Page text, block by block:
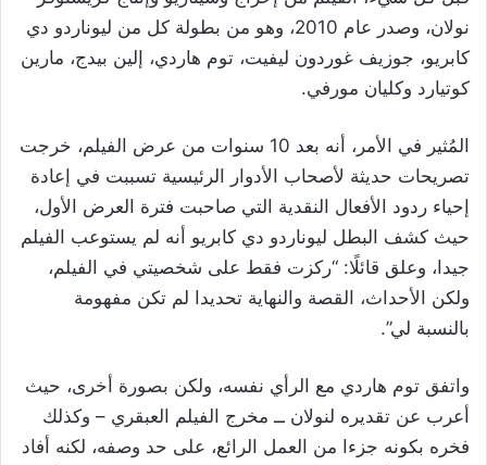
نولان، وصدر عام 2010، وهو من بطولة كل من ليوناردو دي
كابريو، جوزيف غوردون ليفيت، توم هاردي، إلين بيدج، مارين
كوتيارد وكليان مورفي.
المُثير في الأمر، أنه بعد 10 سنوات من عرض الفيلم، خرجت
تصريحات حديثة لأصحاب الأدوار الرئيسية تسببت في إعادة
إحياء ردود الأفعال النقدية التي صاحبت فترة العرض الأول،
حيث كشف البطل ليوناردو دي كابريو أنه لم يستوعب الفيلم
جيدا، وعلق قائلًا: “ركزت فقط على شخصيتي في الفيلم،
ولكن الأحداث، القصة والنهاية تحديدا لم تكن مفهومة
بالنسبة لي”.
واتفق توم هاردي مع الرأي نفسه، ولكن بصورة أخرى، حيث
أعرب عن تقديره لنولان ــ مخرج الفيلم العبقري – وكذلك
فخره بكونه جزءا من العمل الرائع، على حد وصفه، لكنه أفاد